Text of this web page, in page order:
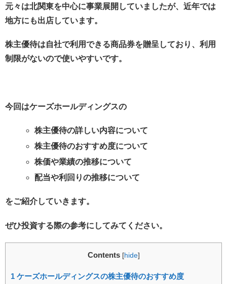
元々は北関東を中心に事業展開していましたが、近年では
地方にも出店しています。
株主優待は自社で利用できる商品券を贈呈しており、利用
制限がないので使いやすいです。
今回はケーズホールディングスの
株主優待の詳しい内容について
株主優待のおすすめ度について
株価や業績の推移について
配当や利回りの推移について
をご紹介していきます。
ぜひ投資する際の参考にしてみてください。
Contents [hide]
1 ケーズホールディングスの株主優待のおすすめ度